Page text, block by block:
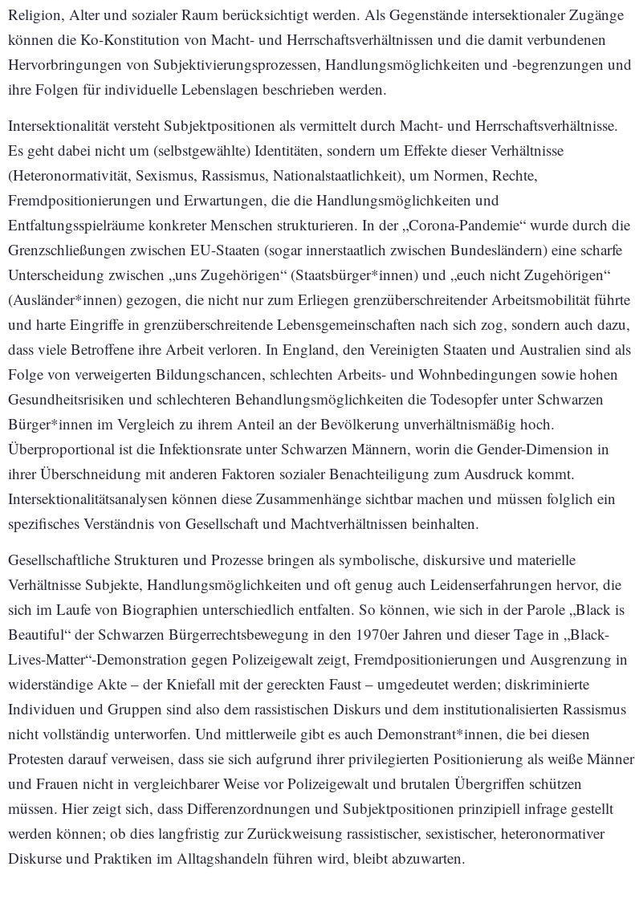
Religion, Alter und sozialer Raum berücksichtigt werden. Als Gegenstände intersektionaler Zugänge
können die Ko-Konstitution von Macht- und Herrschaftsverhältnissen und die damit verbundenen
Hervorbringungen von Subjektivierungsprozessen, Handlungsmöglichkeiten und -begrenzungen und
ihre Folgen für individuelle Lebenslagen beschrieben werden.
Intersektionalität versteht Subjektpositionen als vermittelt durch Macht- und Herrschaftsverhältnisse.
Es geht dabei nicht um (selbstgewählte) Identitäten, sondern um Effekte dieser Verhältnisse
(Heteronormativität, Sexismus, Rassismus, Nationalstaatlichkeit), um Normen, Rechte,
Fremdpositionierungen und Erwartungen, die die Handlungsmöglichkeiten und
Entfaltungsspielräume konkreter Menschen strukturieren. In der „Corona-Pandemie“ wurde durch die
Grenzschließungen zwischen EU-Staaten (sogar innerstaatlich zwischen Bundesländern) eine scharfe
Unterscheidung zwischen „uns Zugehörigen“ (Staatsbürger*innen) und „euch nicht Zugehörigen“
(Ausländer*innen) gezogen, die nicht nur zum Erliegen grenzüberschreitender Arbeitsmobilität führte
und harte Eingriffe in grenzüberschreitende Lebensgemeinschaften nach sich zog, sondern auch dazu,
dass viele Betroffene ihre Arbeit verloren. In England, den Vereinigten Staaten und Australien sind als
Folge von verweigerten Bildungschancen, schlechten Arbeits- und Wohnbedingungen sowie hohen
Gesundheitsrisiken und schlechteren Behandlungsmöglichkeiten die Todesopfer unter Schwarzen
Bürger*innen im Vergleich zu ihrem Anteil an der Bevölkerung unverhältnismäßig hoch.
Überproportional ist die Infektionsrate unter Schwarzen Männern, worin die Gender-Dimension in
ihrer Überschneidung mit anderen Faktoren sozialer Benachteiligung zum Ausdruck kommt.
Intersektionalitätsanalysen können diese Zusammenhänge sichtbar machen und müssen folglich ein
spezifisches Verständnis von Gesellschaft und Machtverhältnissen beinhalten.
Gesellschaftliche Strukturen und Prozesse bringen als symbolische, diskursive und materielle
Verhältnisse Subjekte, Handlungsmöglichkeiten und oft genug auch Leidenserfahrungen hervor, die
sich im Laufe von Biographien unterschiedlich entfalten. So können, wie sich in der Parole „Black is
Beautiful“ der Schwarzen Bürgerrechtsbewegung in den 1970er Jahren und dieser Tage in „Black-
Lives-Matter“-Demonstration gegen Polizeigewalt zeigt, Fremdpositionierungen und Ausgrenzung in
widerständige Akte – der Kniefall mit der gereckten Faust – umgedeutet werden; diskriminierte
Individuen und Gruppen sind also dem rassistischen Diskurs und dem institutionalisierten Rassismus
nicht vollständig unterworfen. Und mittlerweile gibt es auch Demonstrant*innen, die bei diesen
Protesten darauf verweisen, dass sie sich aufgrund ihrer privilegierten Positionierung als weiße Männer
und Frauen nicht in vergleichbarer Weise vor Polizeigewalt und brutalen Übergriffen schützen
müssen. Hier zeigt sich, dass Differenzordnungen und Subjektpositionen prinzipiell infrage gestellt
werden können; ob dies langfristig zur Zurückweisung rassistischer, sexistischer, heteronormativer
Diskurse und Praktiken im Alltagshandeln führen wird, bleibt abzuwarten.